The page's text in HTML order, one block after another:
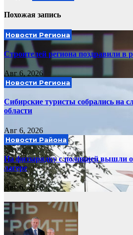
Похожая запись
Новости Региона
Строителей региона поздравили в
Авг 6, 2026
Новости Региона
Сибирские туристы собрались на
области
Авг 6, 2026
Новости Района
На физзарядку с полицией вышли
лагере
Авг 6, 2026